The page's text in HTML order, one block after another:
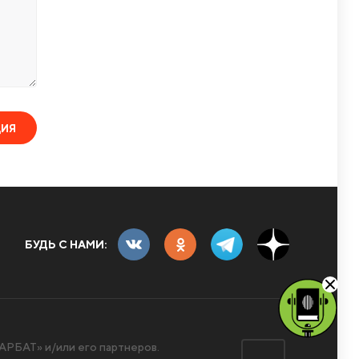
БУДЬ С НАМИ:
и/или его партнеров.